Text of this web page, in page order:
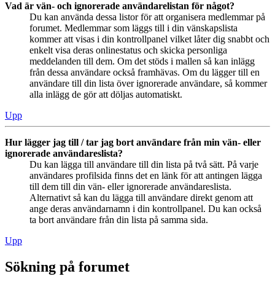
Vad är vän- och ignorerade användarelistan för något?
Du kan använda dessa listor för att organisera medlemmar på
forumet. Medlemmar som läggs till i din vänskapslista
kommer att visas i din kontrollpanel vilket låter dig snabbt och
enkelt visa deras onlinestatus och skicka personliga
meddelanden till dem. Om det stöds i mallen så kan inlägg
från dessa användare också framhävas. Om du lägger till en
användare till din lista över ignorerade användare, så kommer
alla inlägg de gör att döljas automatiskt.
Upp
Hur lägger jag till / tar jag bort användare från min vän- eller
ignorerade användareslista?
Du kan lägga till användare till din lista på två sätt. På varje
användares profilsida finns det en länk för att antingen lägga
till dem till din vän- eller ignorerade användareslista.
Alternativt så kan du lägga till användare direkt genom att
ange deras användarnamn i din kontrollpanel. Du kan också
ta bort användare från din lista på samma sida.
Upp
Sökning på forumet